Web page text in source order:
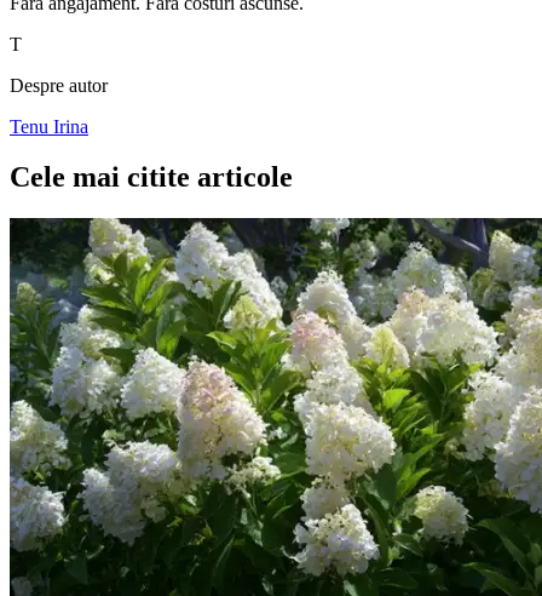
T
Despre autor
Tenu Irina
Cele mai citite articole